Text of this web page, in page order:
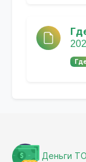
Деньги